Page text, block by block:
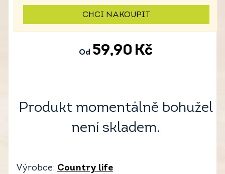
CHCI NAKOUPIT
Od 59,90 Kč
Produkt momentálně bohužel
není skladem.
Výrobce: Country life